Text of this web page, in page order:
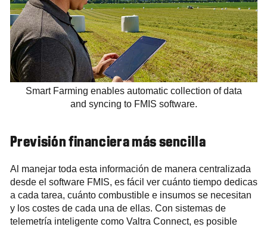
Smart Farming enables automatic collection of data
and syncing to FMIS software.
Previsión financiera más sencilla
Al manejar toda esta información de manera centralizada
desde el software FMIS, es fácil ver cuánto tiempo dedicas
a cada tarea, cuánto combustible e insumos se necesitan
y los costes de cada una de ellas. Con sistemas de
telemetría inteligente como Valtra Connect, es posible